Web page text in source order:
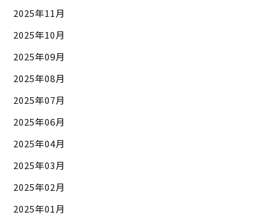
2025年11月
2025年10月
2025年09月
2025年08月
2025年07月
2025年06月
2025年04月
2025年03月
2025年02月
2025年01月